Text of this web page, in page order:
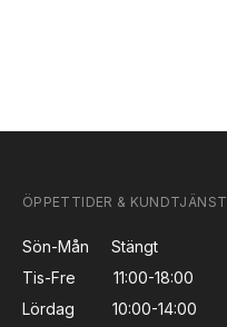
ÖPPETTIDER & KUNDTJÄNST
Sön-Mån
Stängt
Tis-Fre
11:00-18:00
Lördag
10:00-14:00